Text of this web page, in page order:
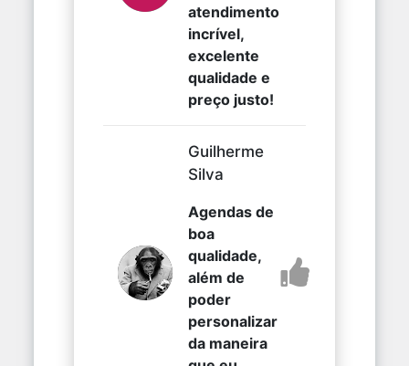
atendimento
incrível,
excelente
qualidade e
preço justo!
Guilherme
Silva
Agendas de
boa
qualidade,
além de
poder
personalizar
da maneira